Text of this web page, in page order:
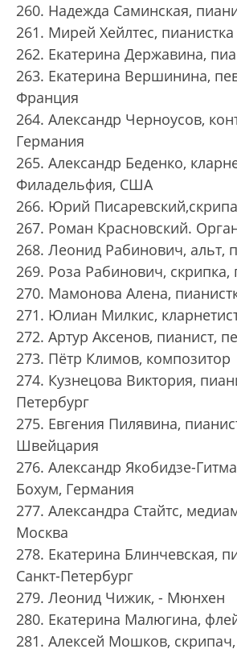
260. Надежда Саминская,
261. Мирей Хeйлтec, пианисткa
262. Екатерина Державина,
263. Екатерина Вершинина,
Франция
264. Александр Черноусов,
Германия
265. Александр Беденко,
Филадельфия, США
266. Юрий
267. Роман Красновский.
268. Леонид Рабинович, альт,
269. Роза Рабинович,
270. Мамонова Алена,
271. Юлиан Милкис,
272. Артур Аксенов, пианист,
273. Пётр Климов, композитор
274. Кузнецова Виктория,
Петербург
275. Евгения Пилявина,
Швейцария
276. Александр Якобидзе-
Бохум, Германия
277. Александра Стайтс,
Москва
278. Екатерина Блинчевская,
Санкт-Петербург
279. Леонид Чижик, - Мюнхен
280. Екатерина Малюгина,
281. Алексей Мошков, скрипач,